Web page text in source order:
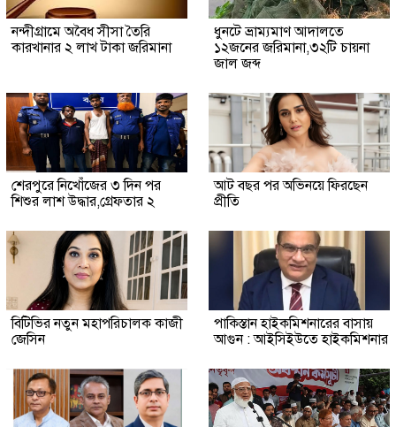
নন্দীগ্রামে অবৈধ সীসা তৈরি
কারখানার ২ লাখ টাকা জরিমানা
ধুনটে ভ্রাম্যমাণ আদালতে
১২জনের জরিমানা,৩২টি চায়না
জাল জব্দ
শেরপুরে নিখোঁজের ৩ দিন পর
শিশুর লাশ উদ্ধার,গ্রেফতার ২
আট বছর পর অভিনয়ে ফিরছেন
প্রীতি
বিটিভির নতুন মহাপরিচালক কাজী
জেসিন
পাকিস্তান হাইকমিশনারের বাসায়
আগুন : আইসিইউতে হাইকমিশনার